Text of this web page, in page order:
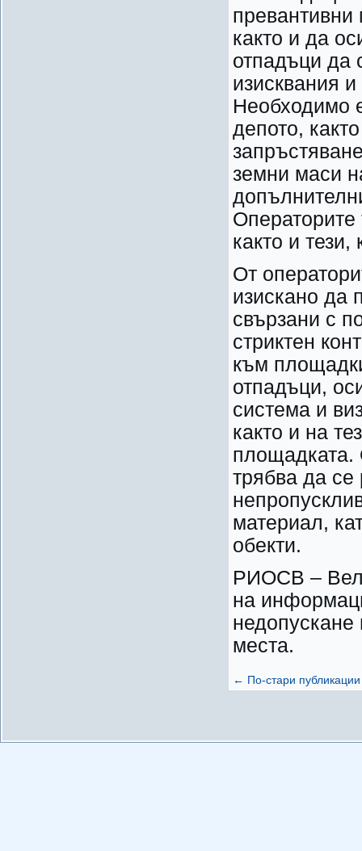
превантивни
както и да
отпадъци да
изисквания
Необходимо
депото,
земни маси
както и
От
изискано да
свързани с
стриктен
към
отпадъци,
система и
както и на
площадката.
трябва да се
материал,
обекти.
РИОСВ –
на
недопускане
места.
← По-стари публикации